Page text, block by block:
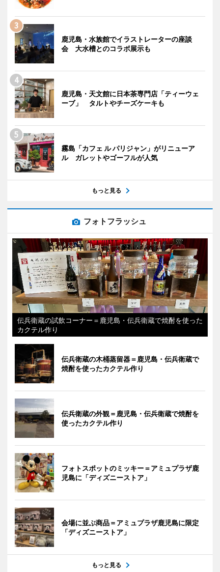
鹿児島・水族館でイラストレーターの座談
会 大水槽とのコラボ展示も
鹿児島・天文館に日本茶専門店「ティーウェ
ーブ」 タルトやチーズケーキも
霧島「カフェ ル パリジャン」がリニューア
ル ガレットやゴーフルが人気
もっと見る
フォトフラッシュ
伝兵衛蔵の試飲コーナー＝鹿児島・伝兵衛蔵で焼酎を使った
カクテル作り
伝兵衛蔵の木桶蒸留器＝鹿児島・伝兵衛蔵で
焼酎を使ったカクテル作り
伝兵衛蔵の外観＝鹿児島・伝兵衛蔵で焼酎を
使ったカクテル作り
フォトスポットのミッキー＝アミュプラザ鹿
児島に「ディズニーストア」
会場に並ぶ商品＝アミュプラザ鹿児島に限定
「ディズニーストア」
もっと見る